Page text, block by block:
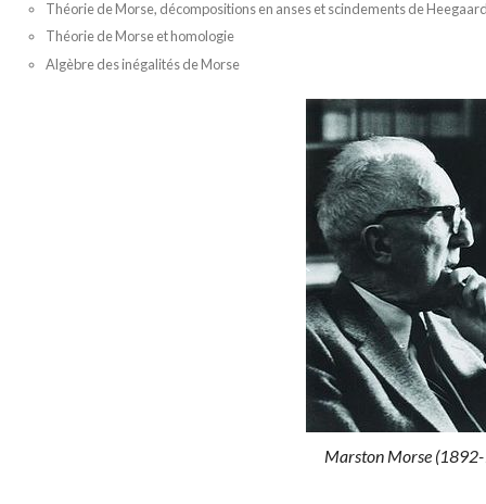
Théorie de Morse, décompositions en anses et scindements de
Théorie de Morse et homologie
Algèbre des inégalités de Morse
Marston Morse